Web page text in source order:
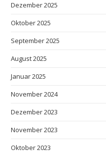
Dezember 2025
Oktober 2025
September 2025
August 2025
Januar 2025
November 2024
Dezember 2023
November 2023
Oktober 2023